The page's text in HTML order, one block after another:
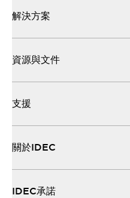
解決方案
資源與文件
支援
關於IDEC
IDEC承諾